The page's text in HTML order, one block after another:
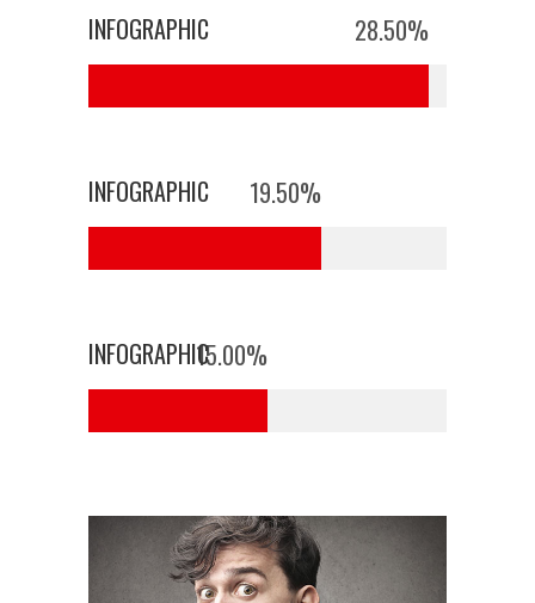
INFOGRAPHIC 28.50%
INFOGRAPHIC 19.50%
INFOGRAPHIC15.00%